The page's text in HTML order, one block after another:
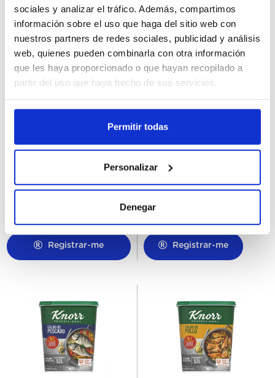
sociales y analizar el tráfico. Además, compartimos
información sobre el uso que haga del sitio web con
nuestros partners de redes sociales, publicidad y análisis
web, quienes pueden combinarla con otra información
que les haya proporcionado o que hayan recopilado a
partir del uso que haya hecho de sus servicios.
Permitir todas
Personalizar
Denegar
Deshidratada Bote 935GR
Registrar-me Registrar-me